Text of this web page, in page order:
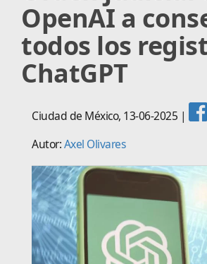
OpenAI a
todos los
ChatGPT
Ciudad de México, 13-06-2025 |
Autor:Axel Olivares